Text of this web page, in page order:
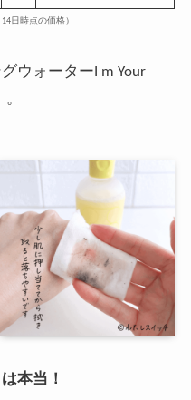
日時点の価格）
ウォーターI m Your
本当！